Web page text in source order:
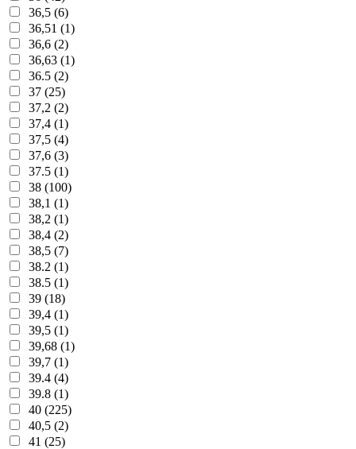
36,5 (6)
36,51 (1)
36,6 (2)
36,63 (1)
36.5 (2)
37 (25)
37,2 (2)
37,4 (1)
37,5 (4)
37,6 (3)
37.5 (1)
38 (100)
38,1 (1)
38,2 (1)
38,4 (2)
38,5 (7)
38.2 (1)
38.5 (1)
39 (18)
39,4 (1)
39,5 (1)
39,68 (1)
39,7 (1)
39.4 (4)
39.8 (1)
40 (225)
40,5 (2)
41 (25)